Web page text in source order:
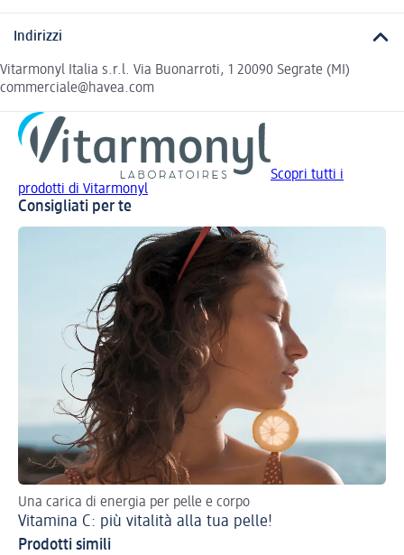
Indirizzi
Vitarmonyl Italia s.r.l. Via Buonarroti, 1 20090 Segrate (MI)
commerciale@havea.com
Scopri tutti i
prodotti di Vitarmonyl
Consigliati per te
Una carica di energia per pelle e corpo
Vitamina C: più vitalità alla tua pelle!
Prodotti simili